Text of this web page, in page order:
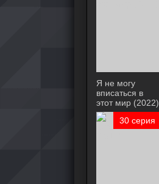
Я не могу
вписаться в
этот мир (2022)
30 серия